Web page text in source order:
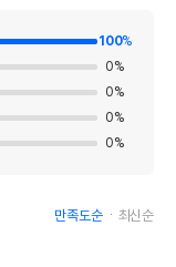
100%
0%
0%
0%
0%
만족도순 최신순